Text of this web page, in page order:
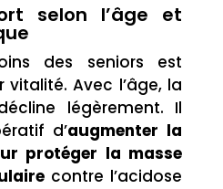
selon l’âge et
des seniors est
vitalité. Avec l’âge, la
légèrement. Il
d’augmenter la
protéger la masse
contre l’acidose